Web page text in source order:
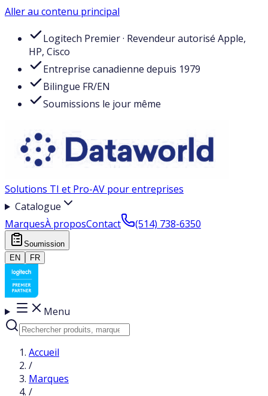
Aller au contenu principal
Logitech Premier · Revendeur autorisé Apple,
HP, Cisco
Entreprise canadienne depuis 1979
Bilingue FR/EN
Soumissions le jour même
Solutions TI et Pro-AV pour entreprises
Catalogue
MarquesÀ proposContact (514) 738-6350
Soumission
EN
FR
Menu
Accueil
/
Marques
/